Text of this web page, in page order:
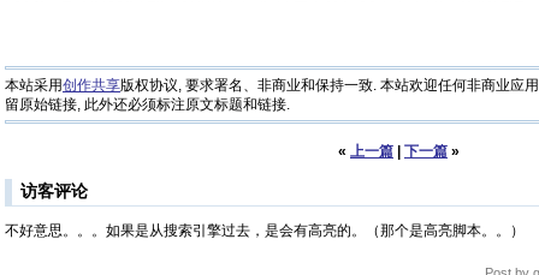
本站采用创作共享版权协议, 要求署名、非商业和保持一致. 本站欢迎任何非商业应
留原始链接, 此外还必须标注原文标题和链接.
« 上一篇 下一篇 »
访客评论
不好意思。。。如果是从搜索引擎过去，是会有高亮的。（那个是高亮脚本。。）